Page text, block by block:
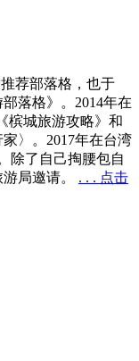
荐部落格，也于
落格》。2014年在
槟城旅游攻略》和
〉。2017年在台湾
除了自己掏腰包自
局邀请。 . . . 点击